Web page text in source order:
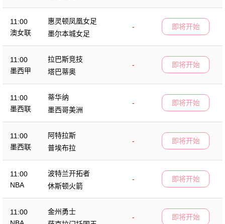
11:00
澳女联
惠灵顿凤凰女足
-
墨尔本城女足
即将开始
11:00
墨西甲
拉巴斯竞技
-
塔巴蒂奥
即将开始
11:00
墨西联
蒂华纳
-
墨西哥美洲
即将开始
11:00
墨西联
阿特拉斯
-
普埃布拉
即将开始
11:00
NBA
波特兰开拓者
-
休斯顿火箭
即将开始
11:00
金州勇士
-
即将开始